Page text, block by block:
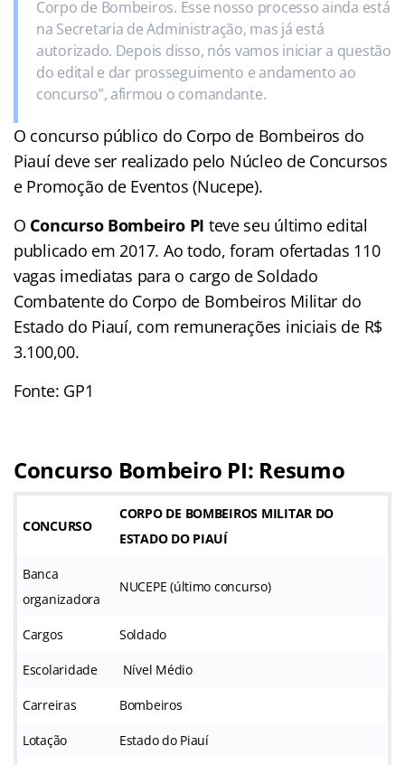
Corpo de Bombeiros. Esse nosso processo ainda está
na Secretaria de Administração, mas já está
autorizado. Depois disso, nós vamos iniciar a questão
do edital e dar prosseguimento e andamento ao
concurso”, afirmou o comandante.
O concurso público do Corpo de Bombeiros do
Piauí deve ser realizado pelo Núcleo de Concursos
e Promoção de Eventos (Nucepe).
O Concurso Bombeiro PI teve seu último edital
publicado em 2017. Ao todo, foram ofertadas 110
vagas imediatas para o cargo de Soldado
Combatente do Corpo de Bombeiros Militar do
Estado do Piauí, com remunerações iniciais de R$
3.100,00.
Fonte: GP1
Concurso Bombeiro PI: Resumo
CONCURSO
CORPO DE BOMBEIROS MILITAR DO
ESTADO DO PIAUÍ
Banca
organizadora
NUCEPE (último concurso)
Cargos Soldado
Escolaridade Nível Médio
Carreiras Bombeiros
Lotação Estado do Piauí